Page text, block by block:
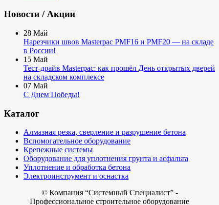
Новости / Акции
28 Май
Нарезчики швов Masterpac PMF16 и PMF20 — на складе
в России!
15 Май
Тест-драйв Masterpac: как прошёл День открытых дверей
на складском комплексе
07 Май
С Днем Победы!
Каталог
Алмазная резка, сверление и разрушение бетона
Вспомогательное оборудование
Крепежные системы
Оборудование для уплотнения грунта и асфальта
Уплотнение и обработка бетона
Электроинструмент и оснастка
© Компания “Системный Специалист” -
Профессиональное строительное оборудование